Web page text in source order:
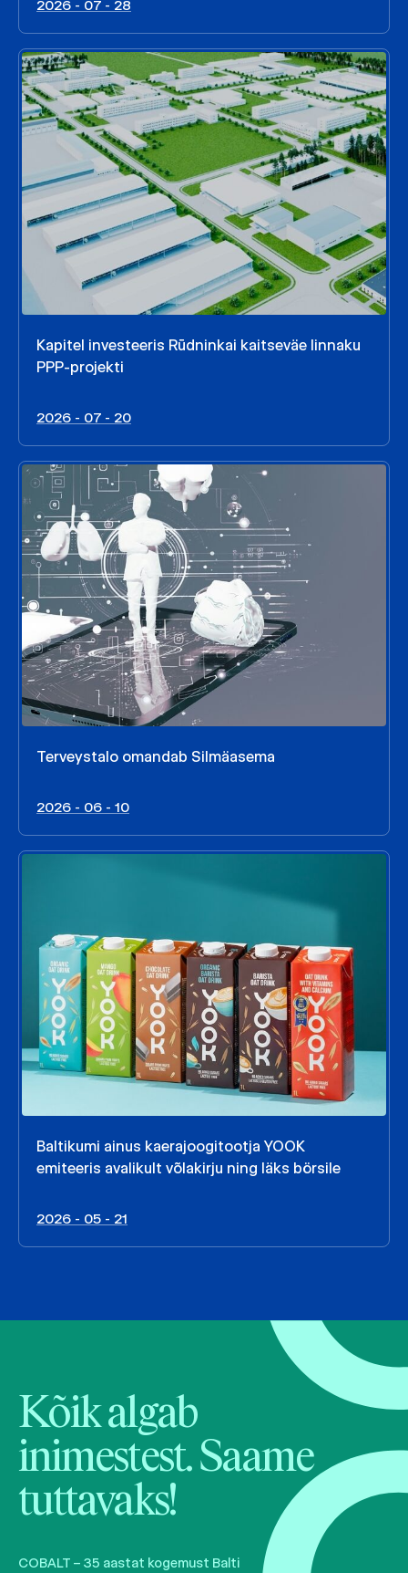
2026 - 07 - 28
Kapitel investeeris Rūdninkai kaitseväe linnaku
PPP-projekti
2026 - 07 - 20
Terveystalo omandab Silmäasema
2026 - 06 - 10
Baltikumi ainus kaerajoogitootja YOOK
emiteeris avalikult võlakirju ning läks börsile
2026 - 05 - 21
Kõik algab
inimestest. Saame
tuttavaks!
COBALT – 35 aastat kogemust Balti